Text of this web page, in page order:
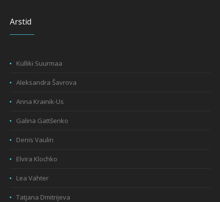
Arstid
Külliki Suurmaa
Aleksandra Šavrova
Anna Krainik-Us
Galina Gattšenko
Denis Vaulin
Elvira Klochko
Lea Vahter
Tatjana Dmitrijeva